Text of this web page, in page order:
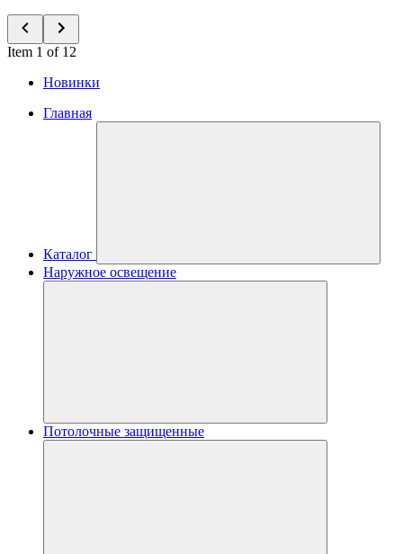
Item 1 of 12
Новинки
Главная
Каталог
Наружное освещение
Потолочные защищенные